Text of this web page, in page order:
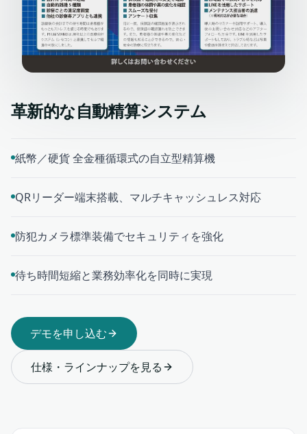
革新的な自動精算システム
紙幣／硬貨 全金種循環式の自立型精算機
QRリーダー端末搭載、マルチキャッシュレス対応
防犯カメラ標準装備でセキュリティを強化
待ち時間短縮と業務効率化を同時に実現
デモを申し込む
仕様・ラインナップを見る